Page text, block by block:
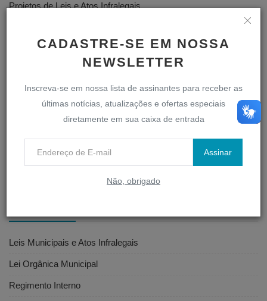
CADASTRE-SE EM NOSSA
NEWSLETTER
Inscreva-se em nossa lista de assinantes para receber as
últimas notícias, atualizações e ofertas especiais
diretamente em sua caixa de entrada
Assinar
Não, obrigado
Projetos de Leis e Atos Infralegais
Vídeos das Sessões
SERVIDOR
Webmail
Leis Municipais e Atos Infralegais
Lei Orgânica Municipal
Regimento Interno